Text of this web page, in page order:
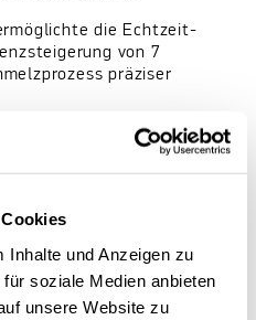
Inhalte und Anzeigen zu
soziale Medien anbieten
unsere Website zu
die Echtzeit-
von 7
präziser
nicht nur zur Senkung
leisten auch einen
– von der Automobil-
aktuellen Projekt mit